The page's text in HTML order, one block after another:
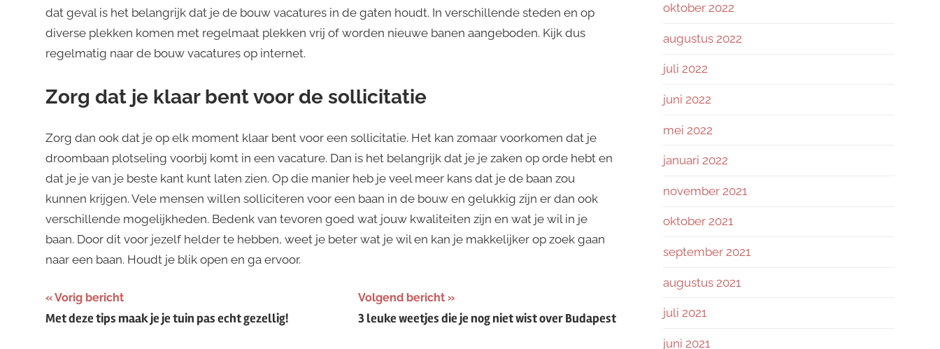
dat geval is het belangrijk dat je de bouw vacatures in de gaten houdt. In verschillende steden en op
diverse plekken komen met regelmaat plekken vrij of worden nieuwe banen aangeboden. Kijk dus
regelmatig naar de bouw vacatures op internet.
Zorg dat je klaar bent voor de sollicitatie
Zorg dan ook dat je op elk moment klaar bent voor een sollicitatie. Het kan zomaar voorkomen dat je
droombaan plotseling voorbij komt in een vacature. Dan is het belangrijk dat je je zaken op orde hebt en
dat je je van je beste kant kunt laten zien. Op die manier heb je veel meer kans dat je de baan zou
kunnen krijgen. Vele mensen willen solliciteren voor een baan in de bouw en gelukkig zijn er dan ook
verschillende mogelijkheden. Bedenk van tevoren goed wat jouw kwaliteiten zijn en wat je wil in je
baan. Door dit voor jezelf helder te hebben, weet je beter wat je wil en kan je makkelijker op zoek gaan
naar een baan. Houdt je blik open en ga ervoor.
Bericht
navigatie
Vorig bericht
Met deze tips maak je je tuin pas echt gezellig!
Volgend bericht
3 leuke weetjes die je nog niet wist over Budapest
oktober 2022
augustus 2022
juli 2022
juni 2022
mei 2022
januari 2022
november 2021
oktober 2021
september 2021
augustus 2021
juli 2021
juni 2021